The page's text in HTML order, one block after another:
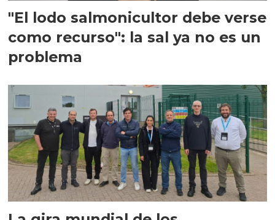
"El lodo salmonicultor debe verse
como recurso": la sal ya no es un
problema